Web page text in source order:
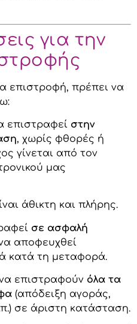
για την
επιστροφή, πρέπει να
επιστραφεί στην
, χωρίς φθορές ή
γίνεται από τον
μας
άθικτη και πλήρης.
σε ασφαλή
αποφευχθεί
κατά τη μεταφορά.
επιστραφούν όλα τα
(απόδειξη αγοράς,
σε άριστη κατάσταση.